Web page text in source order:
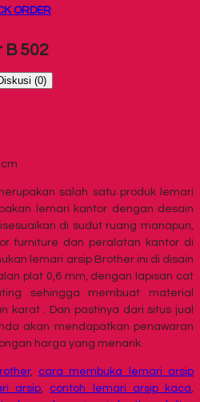
ORDER
B 502
(0)
salah satu produk lemari
lemari kantor dengan desain
di sudut ruang manapun,
furniture dan peralatan kantor di
lemari arsip Brother ini di disain
plat 0,6 mm, dengan lapisan cat
sehingga membuat material
karat . Dan pastinya dari situs jual
akan mendapatkan penawaran
harga yang menarik.
, cara membuka lemari arsip
arsip, contoh lemari arsip kaca,